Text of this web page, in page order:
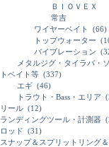
ＢＩＯＶＥＸ
常吉
ワイヤーベイト
(66)
トップウォーター
バイブレーション
メタルジグ・タイラバ・
トベイト等 (337)
エギ (46)
トラウト・Bass・エリア
リール (12)
ランディングツール・計測器
ロッド (31)
スナップ＆スプリットリング＆